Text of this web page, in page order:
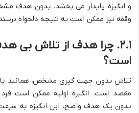
و انگیزه پایدار می بخشد. بدون هدف
وقفه نیز ممکن است به نتیجه دلخواه
۲.۱. چرا هدف از تلاش بی
است؟
تلاش بدون جهت گیری مشخص، همانند
مقصد است. انگیزه اولیه ممکن است فرد
بدون یک هدف واضح، این انگیزه به